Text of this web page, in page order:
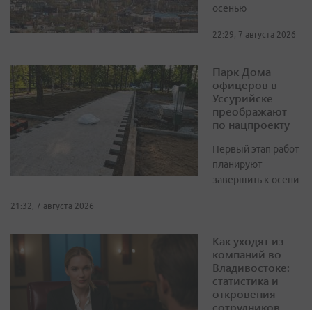
осенью
22:29, 7 августа 2026
Парк Дома
офицеров в
Уссурийске
преображают
по нацпроекту
Первый этап работ
планируют
завершить к осени
21:32, 7 августа 2026
Как уходят из
компаний во
Владивостоке:
статистика и
откровения